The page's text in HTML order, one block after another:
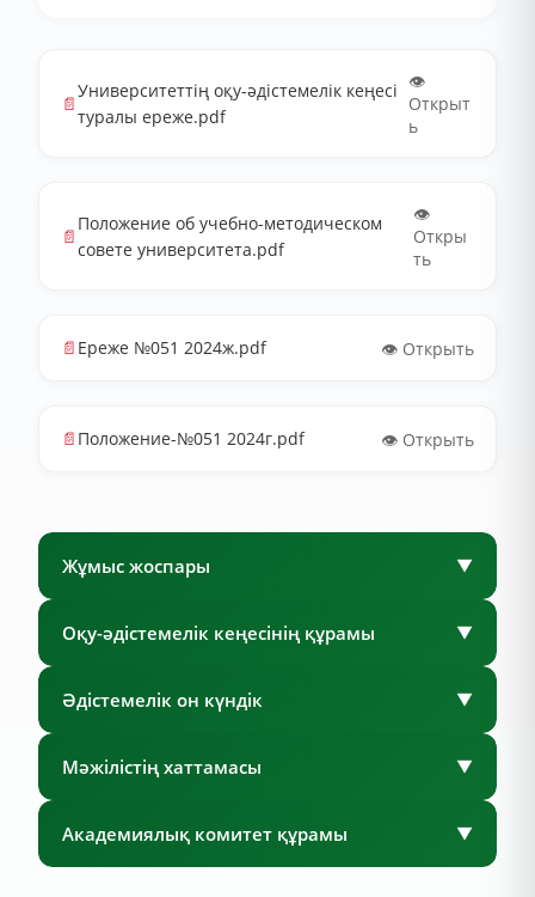
📄
Университеттің оқу-әдістемелік кеңесі
туралы ереже.pdf
👁️
Открыт
ь
📄
Положение об учебно-методическом
совете университета.pdf
👁️
Откры
ть
📄 Ереже №051 2024ж.pdf 👁️ Открыть
📄 Положение-№051 2024г.pdf 👁️ Открыть
Жұмыс жоспары ▼
Оқу-әдістемелік кеңесінің құрамы ▼
Әдістемелік он күндік ▼
Мәжілістің хаттамасы ▼
Академиялық комитет құрамы ▼